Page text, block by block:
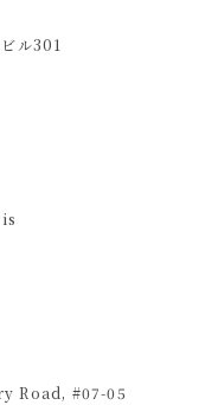
ル301
Road, #07-05